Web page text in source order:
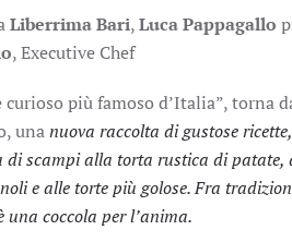
Liberrima Bari,Luca Pappagallo
, Executive Chef
curioso più famoso d’Italia”,
unanuova raccolta di gustose
scampi alla torta rustica di
e alle torte più golose. Fra
coccola per l’anima.